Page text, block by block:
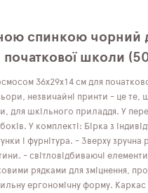
спинкою
початкової школи
36х29х14 см для
незвичайні принти - це
для шкільного приладдя. У
У комплекті: Бірка з
і фурнітура. - Зверху
- світловідбиваючі
рядками для зміцнення,
ергономічну форму.